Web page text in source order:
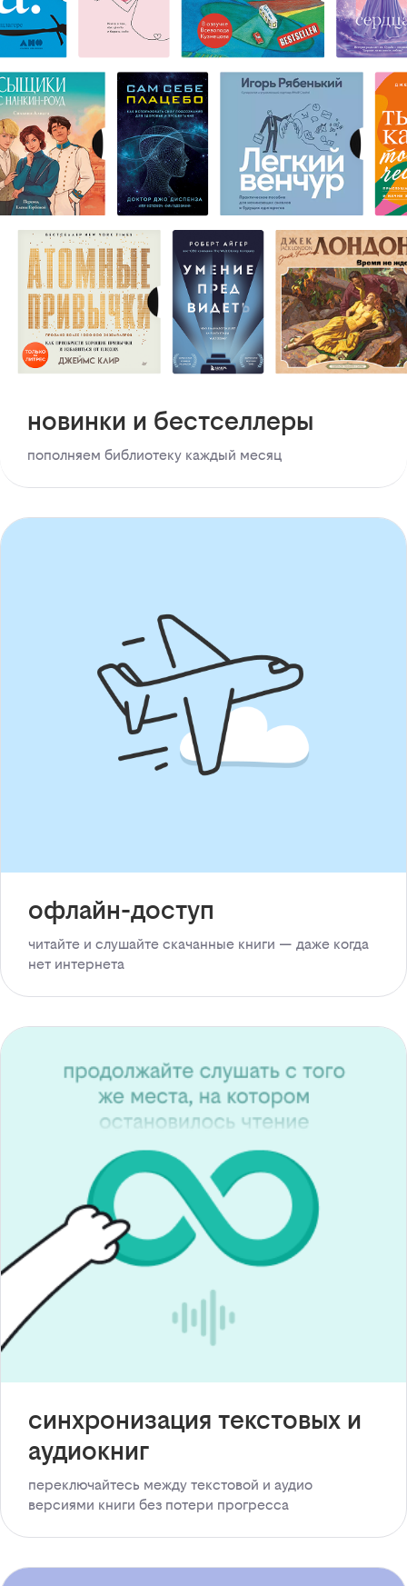
новинки и бестселлеры
пополняем библиотеку каждый месяц
офлайн-доступ
читайте и слушайте скачанные книги — даже когда
нет интернета
синхронизация текстовых и
аудиокниг
переключайтесь между текстовой и аудио
версиями книги без потери прогресса